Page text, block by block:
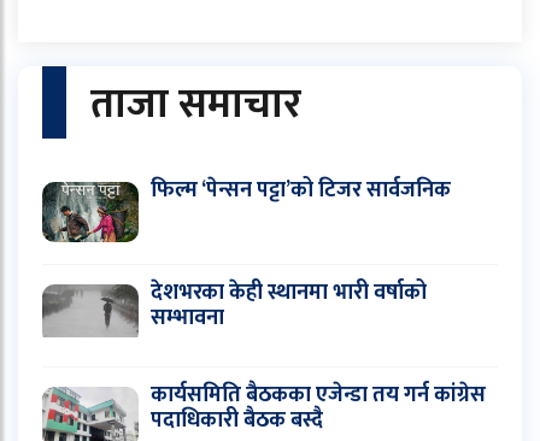
ताजा समाचार
फिल्म ‘पेन्सन पट्टा’को टिजर सार्वजनिक
देशभरका केही स्थानमा भारी वर्षाको
सम्भावना
कार्यसमिति बैठकका एजेन्डा तय गर्न कांग्रेस
पदाधिकारी बैठक बस्दै